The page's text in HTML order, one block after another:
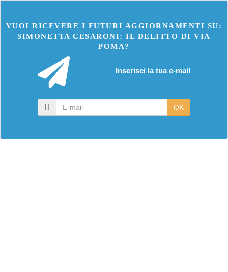
VUOI RICEVERE I FUTURI AGGIORNAMENTI SU:
SIMONETTA CESARONI: IL DELITTO DI VIA
POMA?
Inserisci la tua e-mail
OK